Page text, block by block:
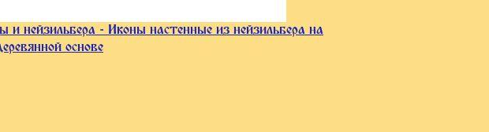
и нейзильбера - Иконы настенные из нейзильбера на
основе